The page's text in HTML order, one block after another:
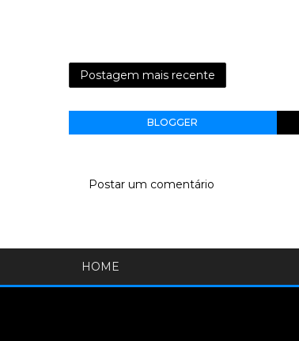
Postagem mais recente
BLOGGER
Postar um comentário
HOME